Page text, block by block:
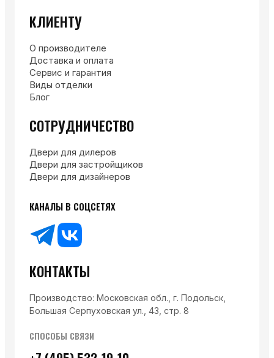
КЛИЕНТУ
О производителе
Доставка и оплата
Сервис и гарантия
Виды отделки
Блог
СОТРУДНИЧЕСТВО
Двери для дилеров
Двери для застройщиков
Двери для дизайнеров
КАНАЛЫ В СОЦСЕТЯХ
КОНТАКТЫ
Производство: Московская обл., г. Подольск,
Большая Серпуховская ул., 43, стр. 8
СПОСОБЫ СВЯЗИ